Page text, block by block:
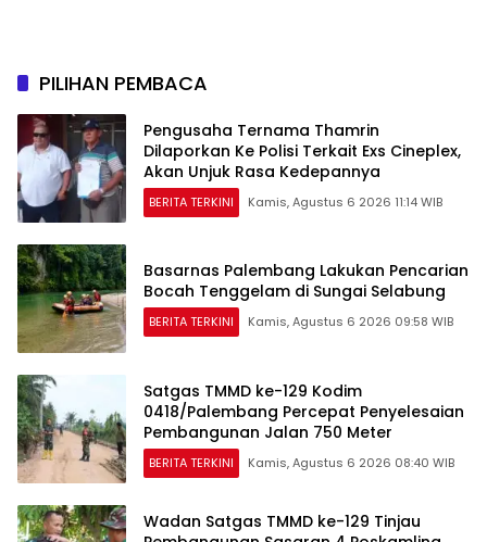
PILIHAN PEMBACA
Pengusaha Ternama Thamrin
Dilaporkan Ke Polisi Terkait Exs Cineplex,
Akan Unjuk Rasa Kedepannya
BERITA TERKINI Kamis, Agustus 6 2026 11:14 WIB
Basarnas Palembang Lakukan Pencarian
Bocah Tenggelam di Sungai Selabung
BERITA TERKINI Kamis, Agustus 6 2026 09:58 WIB
Satgas TMMD ke-129 Kodim
0418/Palembang Percepat Penyelesaian
Pembangunan Jalan 750 Meter
BERITA TERKINI Kamis, Agustus 6 2026 08:40 WIB
Wadan Satgas TMMD ke-129 Tinjau